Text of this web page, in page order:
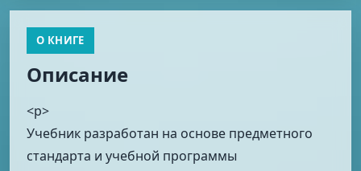
О КНИГЕ
Описание
<p>
Учебник разработан на основе предметного
стандарта и учебной программы